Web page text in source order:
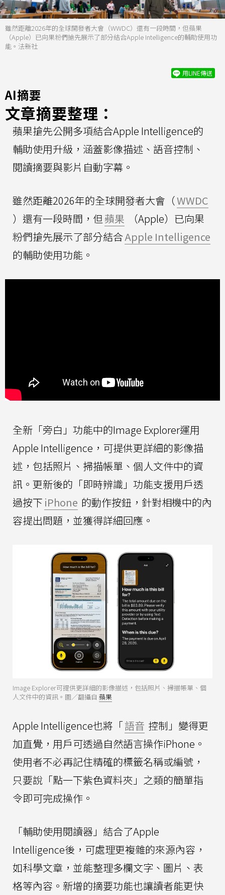
雖然距離2026年的全球開發者大會（WWDC）還有一段時間，但蘋果
（Apple）已向果粉們搶先展示了部分結合Apple Intelligence的輔助使用功
能。法新社
用LINE傳送
AI摘要
文章摘要整理：
蘋果搶先公開多項結合Apple Intelligence的
輔助使用升級，涵蓋影像描述、語音控制、
閱讀摘要與影片自動字幕。
雖然距離2026年的全球開發者大會（WWDC
）還有一段時間，但蘋果
（Apple）已向果
粉們搶先展示了部分結合Apple Intelligence
的輔助使用功能。
全新「旁白」功能中的Image Explorer運用
Apple Intelligence，可提供更詳細的影像描
述，包括照片、掃描帳單、個人文件中的資
訊。更新後的「即時辨識」功能支援用戶透
過按下 iPhone 的動作按鈕，針對相機中的內
容提出問題，並獲得詳細回應。
Image Explorer可提供更詳細的影像描述，包括照片、掃描帳單、個
人文件中的資訊。圖／翻攝自 蘋果
Apple Intelligence也將「語音 控制」變得更
加直覺，用戶可透過自然語言操作iPhone。
使用者不必再記住精確的標籤名稱或編號，
只要說「點一下紫色資料夾」之類的簡單指
令即可完成操作。
「輔助使用閱讀器」結合了Apple
Intelligence後，可處理更複雜的來源內容，
如科學文章，並能整理多欄文字、圖片、表
格等內容。新增的摘要功能也讓讀者能更快